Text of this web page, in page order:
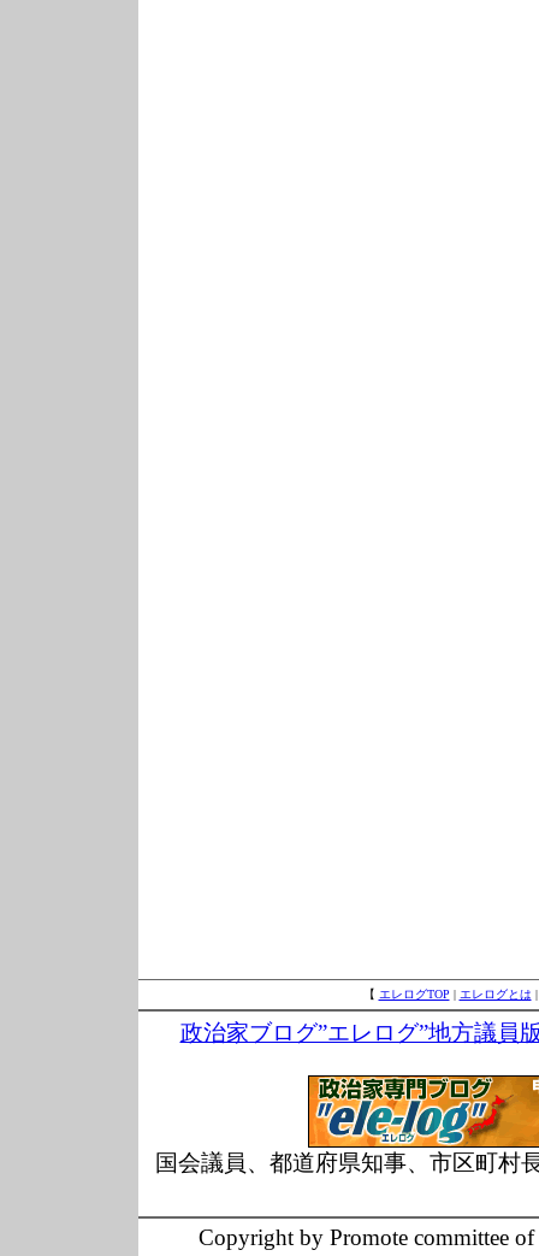
【 エレログTOP | エレログとは
政治家ブログ”エレログ”地方議員
国会議員、都道府県知事、市区町村
Copyright by Promote committee